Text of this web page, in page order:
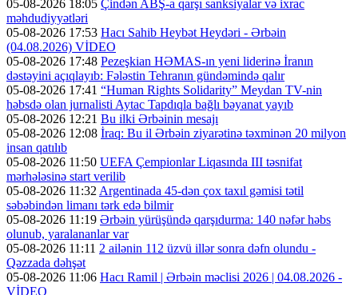
05-08-2026 18:05 Çindən ABŞ-a qarşı sanksiyalar və ixrac
məhdudiyyətləri
05-08-2026 17:53 Hacı Sahib Heybət Heydəri - Ərbəin
(04.08.2026) VİDEO
05-08-2026 17:48 Pezeşkian HƏMAS-ın yeni liderinə İranın
dəstəyini açıqlayıb: Fələstin Tehranın gündəmində qalır
05-08-2026 17:41 “Human Rights Solidarity” Meydan TV-nin
həbsdə olan jurnalisti Aytac Tapdıqla bağlı bəyanat yayıb
05-08-2026 12:21 Bu ilki Ərbəinin mesajı
05-08-2026 12:08 İraq: Bu il Ərbəin ziyarətinə təxminən 20 milyon
insan qatılıb
05-08-2026 11:50 UEFA Çempionlar Liqasında III təsnifat
mərhələsinə start verilib
05-08-2026 11:32Argentinada 45-dən çox taxıl gəmisi tətil
səbəbindən limanı tərk edə bilmir
05-08-2026 11:19 Ərbəin yürüşündə qarşıdurma: 140 nəfər həbs
olunub, yaralananlar var
05-08-2026 11:11 2 ailənin 112 üzvü illər sonra dəfn olundu -
Qəzzada dəhşət
05-08-2026 11:06 Hacı Ramil | Ərbəin məclisi 2026 | 04.08.2026 -
VİDEO